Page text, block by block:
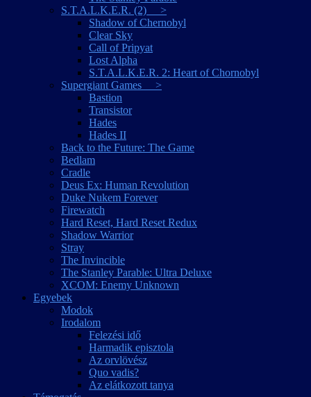
S.T.A.L.K.E.R. (2) >
Shadow of Chernobyl
Clear Sky
Call of Pripyat
Lost Alpha
S.T.A.L.K.E.R. 2: Heart of Chornobyl
Supergiant Games >
Bastion
Transistor
Hades
Hades II
Back to the Future: The Game
Bedlam
Cradle
Deus Ex: Human Revolution
Duke Nukem Forever
Firewatch
Hard Reset, Hard Reset Redux
Shadow Warrior
Stray
The Invincible
The Stanley Parable: Ultra Deluxe
XCOM: Enemy Unknown
Egyebek
Modok
Irodalom
Felezési idő
Harmadik episztola
Az orvlövész
Quo vadis?
Az elátkozott tanya